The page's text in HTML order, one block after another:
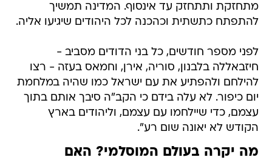
מתחזקת ותתחזק עד אינסוף. המדינה תמשיך
להתפתח כתשתית וכהכנה לכל היהודים שיגיעו אליה.
לפני מספר חודשים, כל בני הדודים מסביב -
חיזבאללה בלבנון, סוריה, אירן, וחמאס בעזה - רצו
להילחם ולהפתיע את עם ישראל כמו שהיה במלחמת
יום כיפור. לא עלה בידם כי הקב"ה סיבך אותם בתוך
עצמם, כדי שיילחמו עם עצמם, וליהודים בארץ
הקודש לא יאונה שום רע".
מה יקרה בעולם המוסלמי? האם